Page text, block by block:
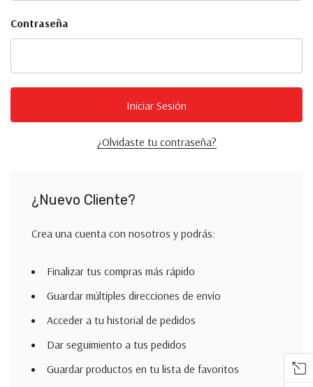
Contraseña
¿Olvidaste tu contraseña?
¿Nuevo Cliente?
Crea una cuenta con nosotros y podrás:
Finalizar tus compras más rápido
Guardar múltiples direcciones de envío
Acceder a tu historial de pedidos
Dar seguimiento a tus pedidos
Guardar productos en tu lista de favoritos